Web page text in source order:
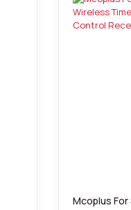
Mcoplus